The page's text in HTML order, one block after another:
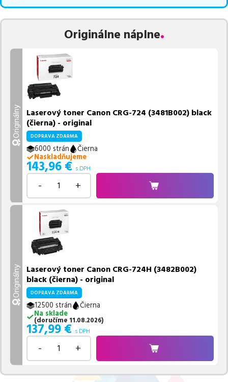
Originálne náplne
Originálny Laserový toner Canon CRG-724 (3481B002) black
(čierna) - original
DOPRAVA ZDARMA
6000 strán
Čierna
Naskladňujeme
143,96 € s DPH
- +
Originálny Laserový toner Canon CRG-724H (3482B002)
black (čierna) - original
DOPRAVA ZDARMA
12500 strán
Čierna
Na sklade
(doručíme 11.08.2026)
137,99 € s DPH
- +